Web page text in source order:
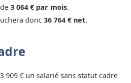
3 064 € par mois.
donc 36 764 € net.
909 € un salarié sans statut cadre